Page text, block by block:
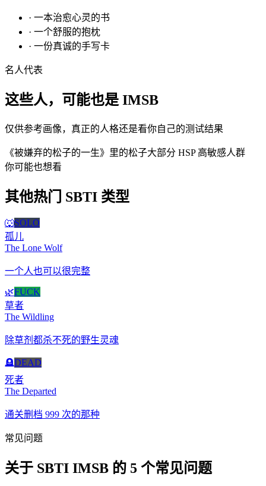
· 一本治愈心灵的书
· 一个舒服的抱枕
· 一份真诚的手写卡
名人代表
这些人，可能也是 IMSB
仅供参考画像，真正的人格还是看你自己的测试结果
《被嫌弃的松子的一生》里的松子大部分 HSP 高敏感人群
你可能也想看
其他热门 SBTI 类型
🐺SOLO
孤儿
The Lone Wolf
一个人也可以很完整
🌿FUCK
草者
The Wildling
除草剂都杀不死的野生灵魂
🪦DEAD
死者
The Departed
通关删档 999 次的那种
常见问题
关于 SBTI IMSB 的 5 个常见问题